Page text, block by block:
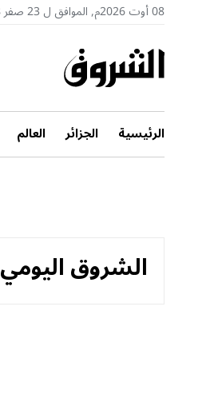
08 أوت 2026م, الموافق ل 23 صفر 1448هـ
الرئيسية الجزائر العالم
الشروق اليومي